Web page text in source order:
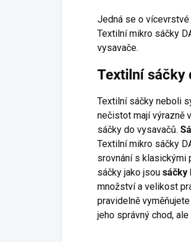
Jedná se o
Textilní mikro sáčky
vysavače.
Textilní sáčky
Textilní sáčky neboli
nečistot mají výrazně
sáčky do vysavačů.
Textilní mikro sáčky
srovnání s klasickými
sáčky jako jsou sáčky
množství a velikost
pravidelně
jeho správný chod,